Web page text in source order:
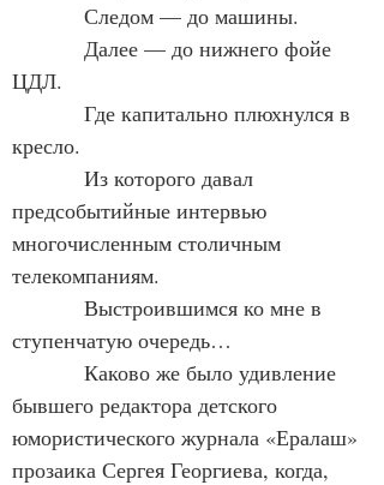
            Следом — до машины.
ЦДЛ.
кресло.
предсобытийные интервью
многочисленным столичным
телекомпаниям.
ступенчатую очередь…
бывшего редактора детского
юмористического журнала «Ералаш»
прозаика Сергея Георгиева, когда,